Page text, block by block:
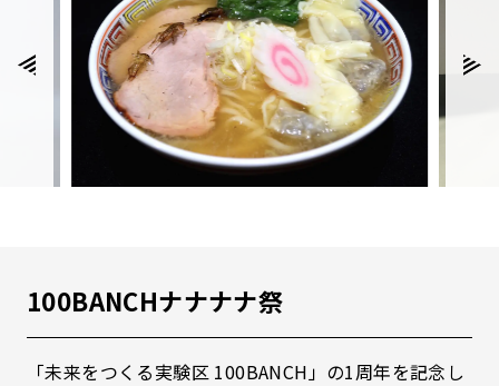
100BANCHナナナナ祭
「未来をつくる実験区 100BANCH」の1周年を記念し